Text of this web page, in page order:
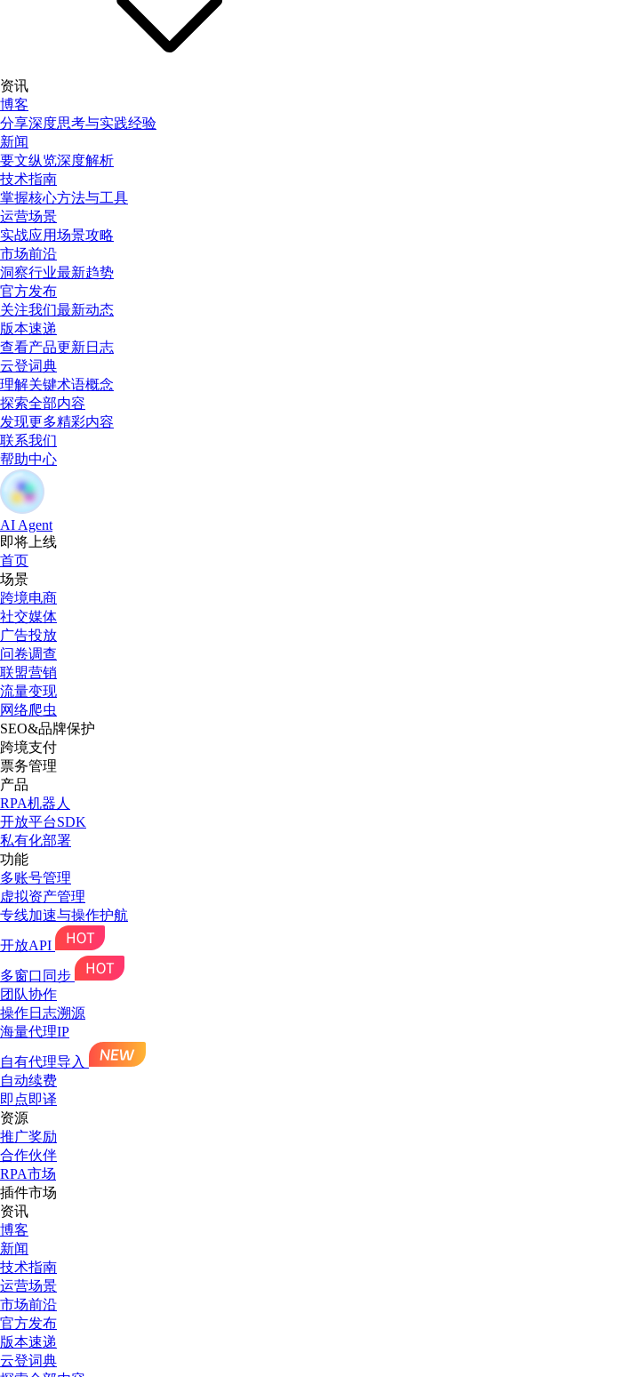
资讯
博客
分享深度思考与实践经验
新闻
要文纵览深度解析
技术指南
掌握核心方法与工具
运营场景
实战应用场景攻略
市场前沿
洞察行业最新趋势
官方发布
关注我们最新动态
版本速递
查看产品更新日志
云登词典
理解关键术语概念
探索全部内容
发现更多精彩内容
联系我们
帮助中心
AI Agent
即将上线
首页
场景
跨境电商
社交媒体
广告投放
问卷调查
联盟营销
流量变现
网络爬虫
SEO&品牌保护
跨境支付
票务管理
产品
RPA机器人
开放平台SDK
私有化部署
功能
多账号管理
虚拟资产管理
专线加速与操作护航
开放API
多窗口同步
团队协作
操作日志溯源
海量代理IP
自有代理导入
自动续费
即点即译
资源
推广奖励
合作伙伴
RPA市场
插件市场
资讯
博客
新闻
技术指南
运营场景
市场前沿
官方发布
版本速递
云登词典